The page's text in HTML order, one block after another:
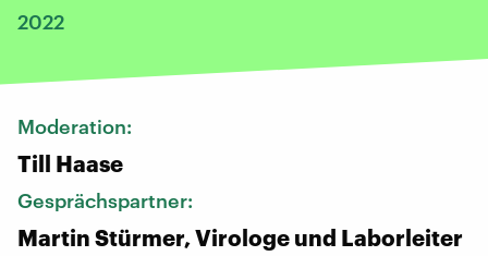
2022
Moderation:
Till Haase
Gesprächspartner:
Martin Stürmer, Virologe und Laborleiter